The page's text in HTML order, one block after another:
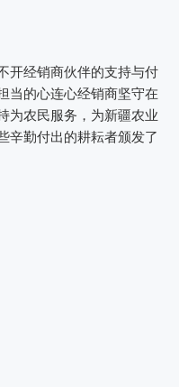
开经销商伙伴的支持与付
当的心连心经销商坚守在
为农民服务，为新疆农业
辛勤付出的耕耘者颁发了